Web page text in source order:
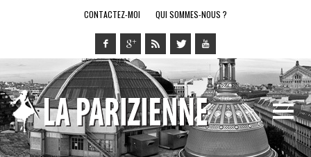
CONTACTEZ-MOI QUI SOMMES-NOUS ?